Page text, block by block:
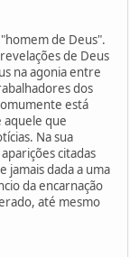
de Deus".
de Deus
na agonia entre
dos
está
aquele que
Na sua
citadas
jamais dada a uma
da encarnação
até mesmo